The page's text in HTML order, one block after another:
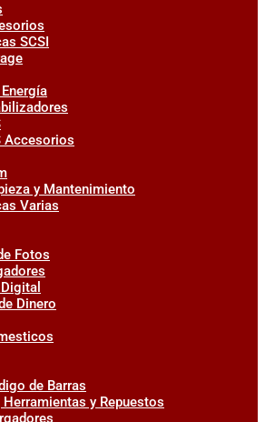
SCSI
Accesorios
y Mantenimiento
Varias
Fotos
Dinero
de Barras
Herramientas y Repuestos